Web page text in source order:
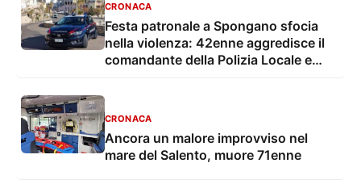
CRONACA
Festa patronale a Spongano sfocia
nella violenza: 42enne aggredisce il
comandante della Polizia Locale e
CRONACA
Ancora un malore improvviso nel
mare del Salento, muore 71enne